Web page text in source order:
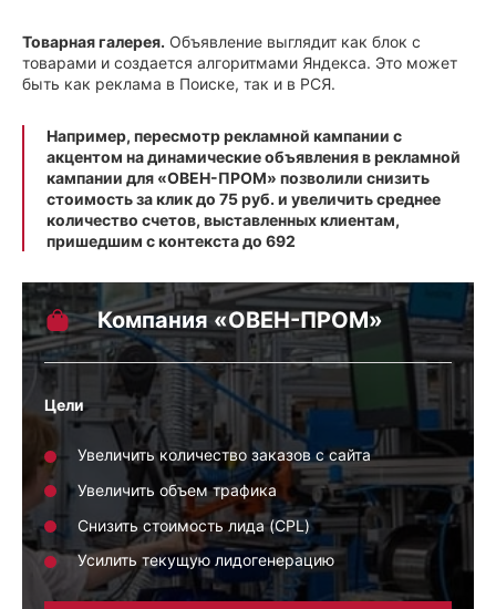
Товарная галерея. Объявление выглядит как блок с
товарами и создается алгоритмами Яндекса. Это может
быть как реклама в Поиске, так и в РСЯ.
Например, пересмотр рекламной кампании с
акцентом на динамические объявления в рекламной
кампании для «ОВЕН-ПРОМ» позволили снизить
стоимость за клик до 75 руб. и увеличить среднее
количество счетов, выставленных клиентам,
пришедшим с контекста до 692
Компания «ОВЕН-ПРОМ»
Цели
Увеличить количество заказов с сайта
Увеличить объем трафика
Снизить стоимость лида (CPL)
Усилить текущую лидогенерацию